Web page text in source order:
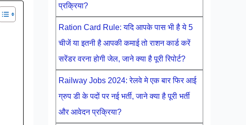
प्रक्रिया?
Ration Card Rule: यदि आपके पास भी है ये 5
चीजें या इतनी है आपकी कमाई तो राशन कार्ड करें
सरेंडर वरना होगी जेल, जाने क्या है पूरी रिपोर्ट?
Railway Jobs 2024: रेलवे मे एक बार फिर आई
ग्रुप डी के पदों पर नई भर्ती, जाने क्या है पूरी भर्ती
और आवेदन प्रक्रिया?